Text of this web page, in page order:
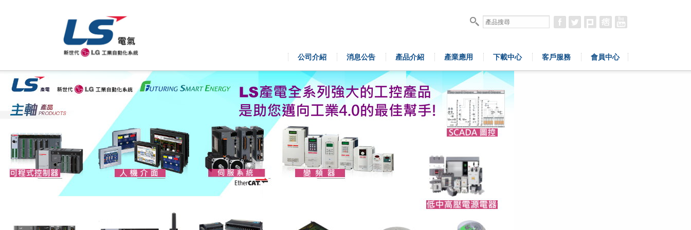
公司介紹 消息公告 產品介紹 產業應用 下載中心 客戶服務 會員中心